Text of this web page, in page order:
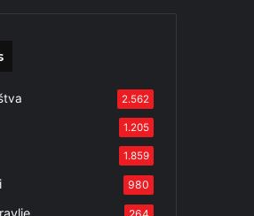
2.562
1.205
1.859
980